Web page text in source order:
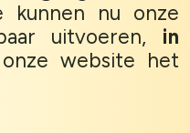
kunnen nu onze
uitvoeren, in
website het